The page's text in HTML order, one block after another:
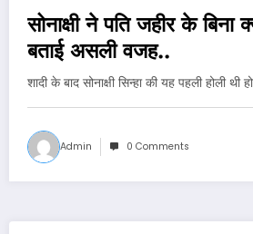
सोनाक्षी ने पति जहीर के बिना
बताई असली वजह..
शादी के बाद सोनाक्षी सिन्हा की यह पहली होली थी
Admin 0 Comments